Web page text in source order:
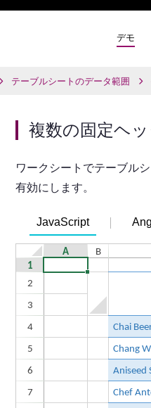
デモ
テーブルシートのデータ範囲
複数の固定ヘ
ワークシートでテーブル
有効にします。
JavaScript